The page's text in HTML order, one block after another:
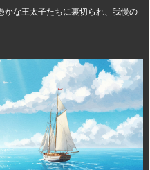
かな王太子たちに裏切られ、我慢の